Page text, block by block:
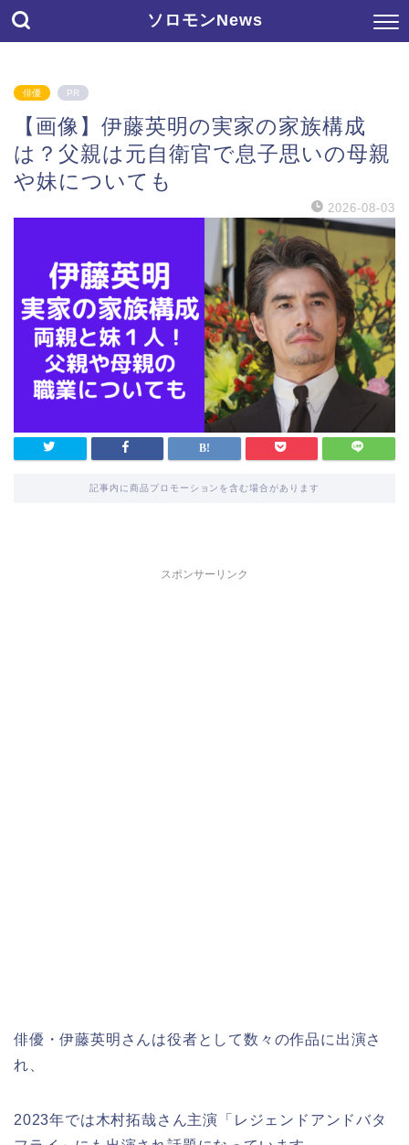
ソロモンNews
俳優 PR
【画像】伊藤英明の実家の家族構成
は？父親は元自衛官で息子思いの母親
や妹についても
2026-08-03
記事内に商品プロモーションを含む場合があります
スポンサーリンク
俳優・伊藤英明さんは役者として数々の作品に出演さ
れ、
2023年では木村拓哉さん主演「レジェンドアンドバタ